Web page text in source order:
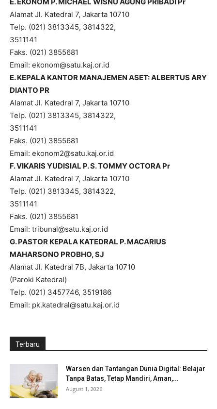
Alamat Jl. Katedral 7, Jakarta 10710
Telp. (021) 3813345, 3814322,
3511141
Faks. (021) 3855681
Email: ekonom@satu.kaj.or.id
E. KEPALA KANTOR MANAJEMEN ASET: ALBERTUS ARY
DIANTO PR
Alamat Jl. Katedral 7, Jakarta 10710
Telp. (021) 3813345, 3814322,
3511141
Faks. (021) 3855681
Email: ekonom2@satu.kaj.or.id
F. VIKARIS YUDISIAL P. S. TOMMY OCTORA Pr
Alamat Jl. Katedral 7, Jakarta 10710
Telp. (021) 3813345, 3814322,
3511141
Faks. (021) 3855681
Email: tribunal@satu.kaj.or.id
G. PASTOR KEPALA KATEDRAL P. MACARIUS
MAHARSONO PROBHO, SJ
Alamat Jl. Katedral 7B, Jakarta 10710
(Paroki Katedral)
Telp. (021) 3457746, 3519186
Email: pk.katedral@satu.kaj.or.id
Terbaru
Warsen dan Tantangan Dunia Digital: Belajar
Tanpa Batas, Tetap Mandiri, Aman,...
August 1, 2026